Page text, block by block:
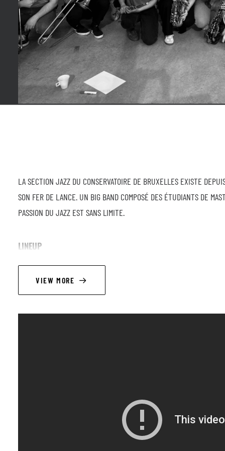
LA SECTION JAZZ DU CONSERVATOIRE DE BRUXELLES EXISTE
SON FER DE LANCE. UN BIG BAND COMPOSÉ DES ÉTUDIANTS DE
PASSION DU JAZZ EST SANS LIMITE.
LINEUP
Direction: Fabrice Alleman
Saxophones:
Siméon Damourette - alto 2
VIEW MORE